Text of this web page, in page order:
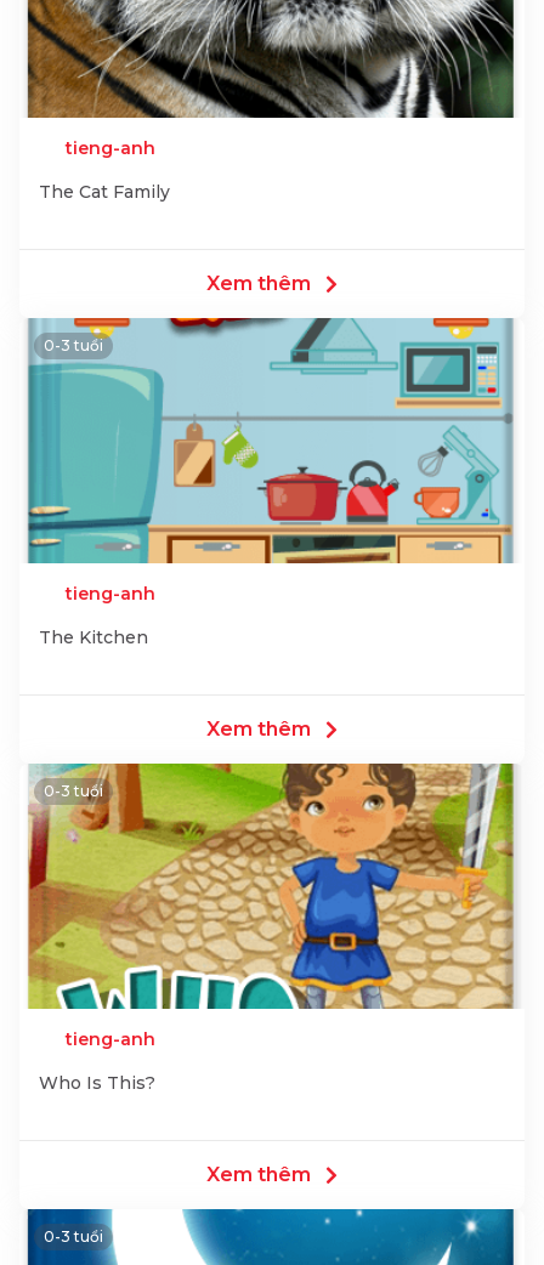
tieng-anh
The Cat Family
Xem thêm
0-3 tuổi
tieng-anh
The Kitchen
Xem thêm
0-3 tuổi
tieng-anh
Who Is This?
Xem thêm
0-3 tuổi